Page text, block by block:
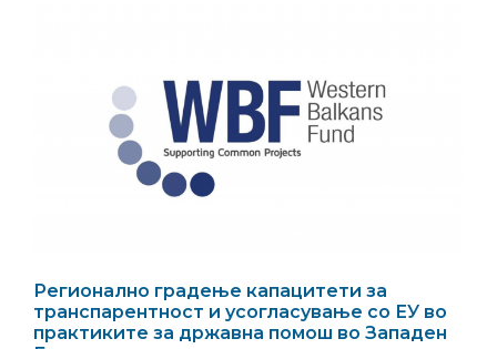
Регионално градење капацитети за
транспарентност и усогласување со ЕУ во
практиките за државна помош во Западен